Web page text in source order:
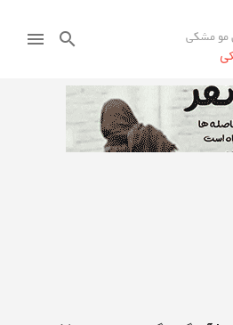
مو مشکی search
menu